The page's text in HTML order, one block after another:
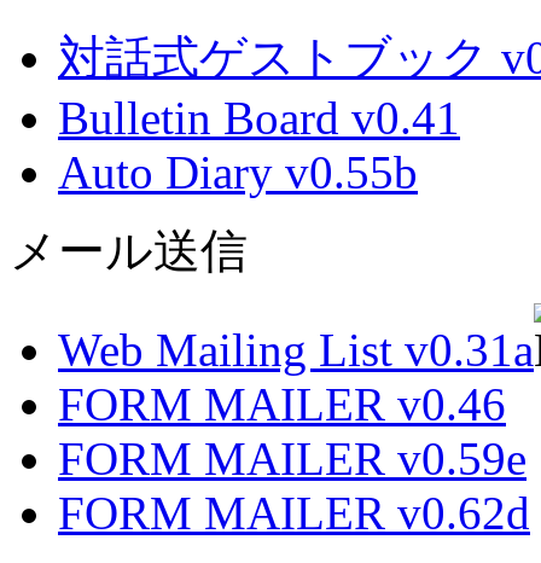
対話式ゲストブック
Bulletin Board v0.41
Auto Diary v0.55b
メール送信
Web Mailing List v0.31a
FORM MAILER v0.46
FORM MAILER v0.59e
FORM MAILER v0.62d